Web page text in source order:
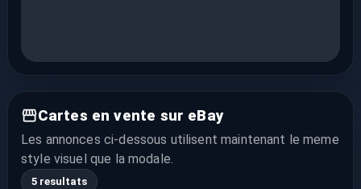
Cartes en vente sur eBay
Les annonces ci-dessous utilisent maintenant le meme
style visuel que la modale.
5 resultats